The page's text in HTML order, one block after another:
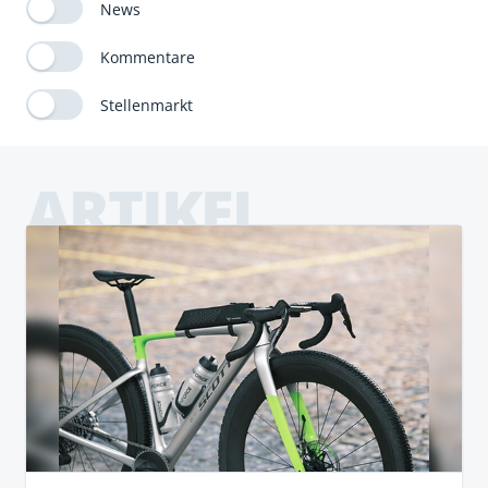
News
Kommentare
Stellenmarkt
ARTIKEL